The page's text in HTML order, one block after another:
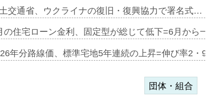
ンカフェ…
協業=お互…
コリビング…
交通省、ウクライナの復旧・復興協力で署名式…
の住宅ローン金利、固定型が総じて低下=6月から一
年分路線価、標準宅地5年連続の上昇=伸び率2・
団体・組合